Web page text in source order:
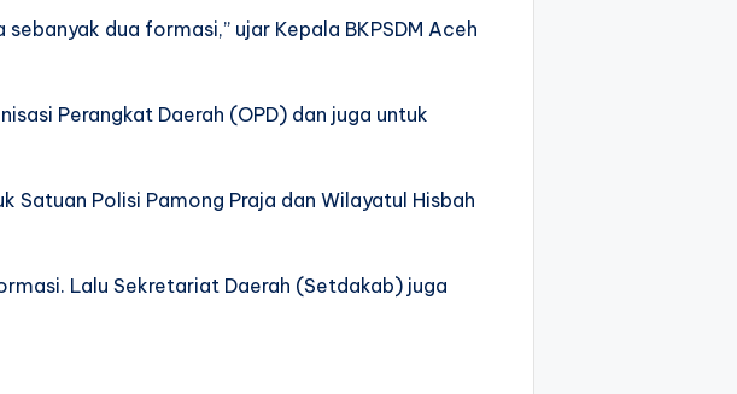
dua formasi,” ujar Kepala BKPSDM Aceh
Perangkat Daerah (OPD) dan juga untuk
Polisi Pamong Praja dan Wilayatul Hisbah
Lalu Sekretariat Daerah (Setdakab) juga